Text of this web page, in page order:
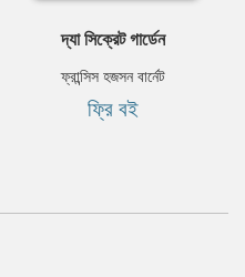
দ্যা সিক্রেট গার্ডেন
ফ্রান্সিস হজসন বার্নেট
ফ্রি বই